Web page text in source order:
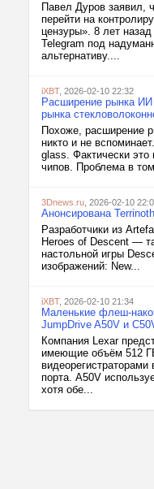
Павел Дуров заявил,
перейти на
цензуры». 8 лет
Telegram под
альтернативу....
iXBT, 2026-02-10 22:32
Расширение рынка
рынка
Похоже, расширение
никто и не
glass. Фактически это
чипов. Проблема в
3Dnews.ru , 2026-02-10
Анонсирована
Разработчики из
Heroes of Descent —
настольной игры
изображений: New...
iXBT, 2026-02-10 21:34
Маленькие флеш-
JumpDrive A50V и
Компания Lexar
имеющие объём 512
порта. A50V
хотя обе...